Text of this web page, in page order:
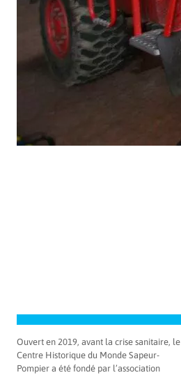
Ouvert en 2019, avant la crise sanitaire, le
Centre Historique du Monde Sapeur-
Pompier a été fondé par l’association